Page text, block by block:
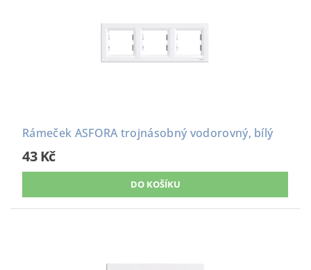
Rámeček ASFORA trojnásobný vodorovný, bílý
43 Kč